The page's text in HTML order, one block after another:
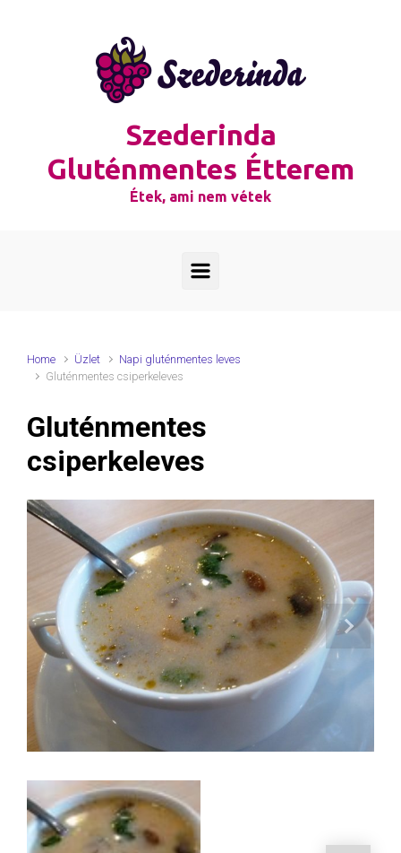
Szederinda
Gluténmentes Étterem
Étek, ami nem vétek
Home Üzlet
Napi gluténmentes leves
Gluténmentes csiperkeleves
Gluténmentes
csiperkeleves
Next